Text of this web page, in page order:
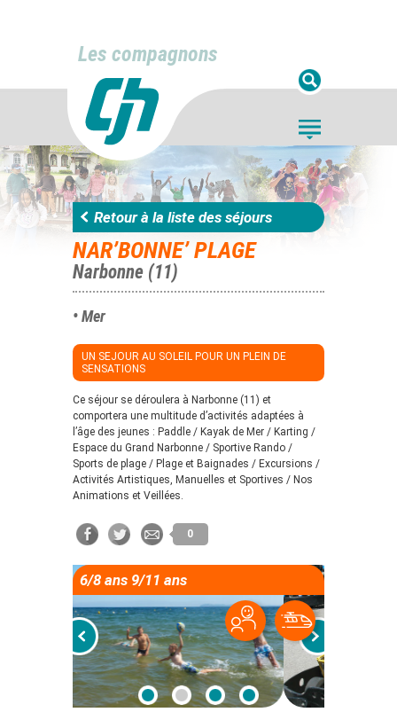
Les compagnons
Retour à la liste des séjours
NAR’BONNE’ PLAGE
Narbonne (11)
• Mer
UN SEJOUR AU SOLEIL POUR UN PLEIN DE
SENSATIONS
Ce séjour se déroulera à Narbonne (11) et
comportera une multitude d’activités adaptées à
l’âge des jeunes : Paddle / Kayak de Mer / Karting /
Espace du Grand Narbonne / Sportive Rando /
Sports de plage / Plage et Baignades / Excursions /
Activités Artistiques, Manuelles et Sportives / Nos
Animations et Veillées.
0
6/8 ans 9/11 ans